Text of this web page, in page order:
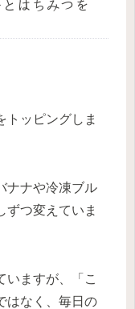
トッピングしま
ナナや冷凍ブル
ずつ変えていま
いますが、「こ
はなく、毎日の